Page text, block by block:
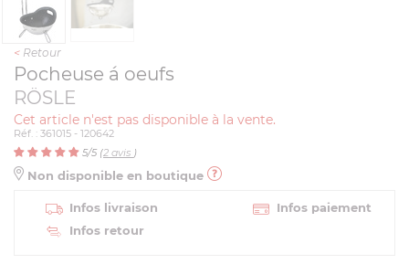
< Retour
Pocheuse á oeufs
RÖSLE
Cet article n'est pas disponible à la vente.
Réf. : 361015 - 120642
5/5 (2 avis )
Non disponible en boutique
Infos livraison
Infos paiement
Infos retour